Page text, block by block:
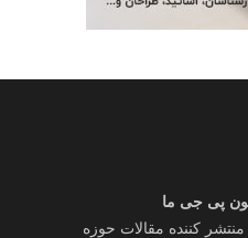
پی جی ما
کننده مقالات حوزه